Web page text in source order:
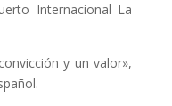
Internacional La
y un valor»,